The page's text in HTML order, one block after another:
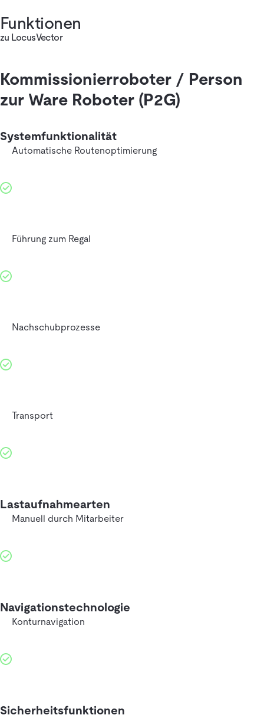
Funktionen
zu LocusVector
Kommissionierroboter / Person
zur Ware Roboter (P2G)
Systemfunktionalität
Automatische Routenoptimierung
Führung zum Regal
Nachschubprozesse
Transport
Lastaufnahmearten
Manuell durch Mitarbeiter
Navigationstechnologie
Konturnavigation
Sicherheitsfunktionen